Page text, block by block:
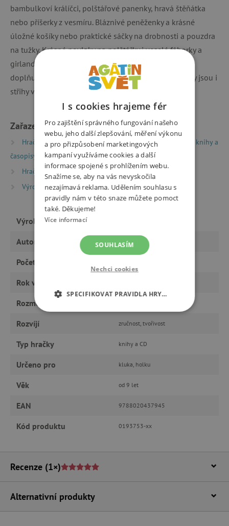
bambulkoví králíčci, polštářové panenky, hravá štěňátka
nebo příšerky z vesmíru. Bláznivé peněženky a krásné
úložné košíky nebo praktické sáčky na drobnosti a pouzdra
na tužky. Krásné povlaky na polštářky i veselé fáborky a
girlandy na oslavy. Podrobné a srozumitelné návody
doplňují fotografie jednotlivých kroků. Součástí knihy jsou i
střihy výrobků.
Zařazeno v kategoriích
Hračky dle typu Knihy
Encyklopedie, naučné knihy a
časopisy
Návody, příručky a kreativní pracovní sešity
Hračky dle typu
Knihy
Knížky pro nejmenší
Výrobci
Mladá Fronta
Výrobce
Autor Jane Bull
Počet stran
Rok vydání
Rozměry
Rozvíjí zručnost, tvořivost
Typ hračky knihy a CD
Určeno pro kluka, holku
Věk od 9 let
EAN 9788020437945
Kód produktu 0193753-xx
Recenze (1×)
Alternativní produkty
I s cookies hrajeme fér
Pro zajištění správného fungování našeho
webu, jeho další zlepšování, měření výkonu
a pro přizpůsobení marketingových
kampaní využíváme cookies a další
informace spojené s prohlížením webu.
Snažíme se, aby na vás nevyskočila
nezajímavá reklama. Udělením souhlasu s
pravidly nám v této snaze můžete pomoct
také. Děkujeme!
Více informací
SOUHLASÍM
Nechci cookies
SPECIFIKOVAT PRAVIDLA HRY…
MARKETINGOVÉ COOKIES
FUNKČNÍ SOUBORY
Analytické cookies
Marketingové cookies
Funkční soubory
Nezbytně nutné soubory cookie umožňují
základní funkce webových stránek, jako je
přihlášení uživatele a správa účtu. Webové